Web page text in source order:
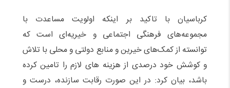
کرباسیان با تاکید بر اینکه اولویت مساعدت با
مجموعه‌های فرهنگی اجتماعی و خیریه‌ای است که
توانسته از کمک‌های خیرین و منابع دولتی و محلی با تلاش
و کوشش خود درصدی از هزینه های لازم را تامین کرده
باشد، بیان کرد: در این صورت رقابت سازنده، درست و